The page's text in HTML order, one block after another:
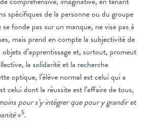
spécifiques de la personne ou du groupe
fonde pas sur un manque, ne vise pas à
mais prend en compte la subjectivité de
objets d’apprentissage et, surtout, promeut
la solidarité et la recherche
optique, l’élève normal est celui qui a
celui dont la réussite est l’affaire de tous,
pour s’y intégrer que pour y grandir et
»5.